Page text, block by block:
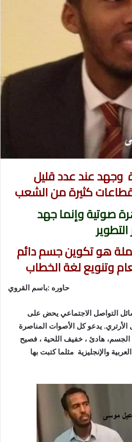
وجهد عند عدد قليل
قطاعات كثيرة من الشعب
صوتية وإنما جهد
هو تكوين جسم دائم
وتنويع لغة الخطاب
حاوره :باسم القروي
التواصل الاجتماعي يحض على
يدعو كل الأصوات المناصرة
هادئ ، خفيف اللحية ، فصيح
والإنجليزية مثلما كتبت بها